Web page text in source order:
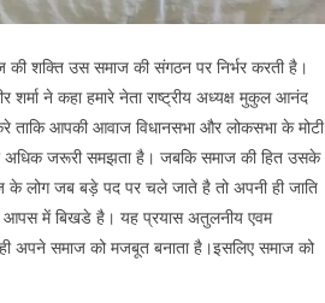
की शक्ति उस समाज की संगठन पर निर्भर करती है।
ने कहा हमारे नेता राष्ट्रीय अध्यक्ष मुकुल आनंद
आपकी आवाज विधानसभा और लोकसभा के मोटी
अधिक जरूरी समझता है। जबकि समाज की हित उसके
के लोग जब बड़े पद पर चले जाते है तो अपनी ही जाति
आपस में बिखडे है। यह प्रयास अतुलनीय एवम
अपने समाज को मजबूत बनाता है।इसलिए समाज को